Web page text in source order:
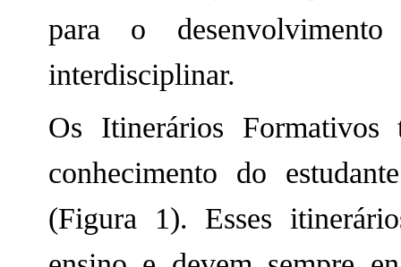
para o
interdisciplinar.
Os Itinerários
conhecimento do
(Figura 1). Esses